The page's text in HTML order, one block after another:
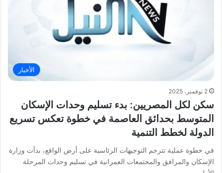
الأخبار
2 نوفمبر، 2025
سكن لكل المصريين: بدء تسليم وحدات الإسكان
المتوسط بحدائق العاصمة في خطوة تعكس تسريع
الدولة لخطط التنمية
في خطوة عملية تترجم التوجيهات الرئاسية على أرض الواقع، بدأت وزارة
الإسكان والمرافق والمجتمعات العمرانية في تسليم وحدات المرحلة